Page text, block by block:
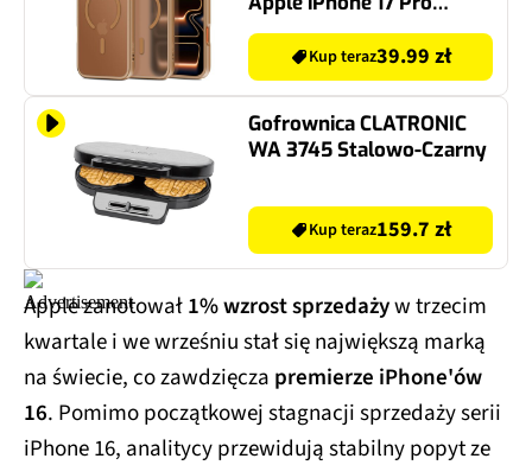
Brązowy
Kup teraz39.99 zł
Gofrownica CLATRONIC
WA 3745 Stalowo-Czarny
Kup teraz159.7 zł
Apple zanotował1% wzrost sprzedażyw trzecim
kwartale i we wrześniu stał się największą marką
na świecie, co zawdzięcza premierze iPhone'ów
16. Pomimo początkowej stagnacji sprzedaży serii
iPhone 16, analitycy przewidują stabilny popyt ze